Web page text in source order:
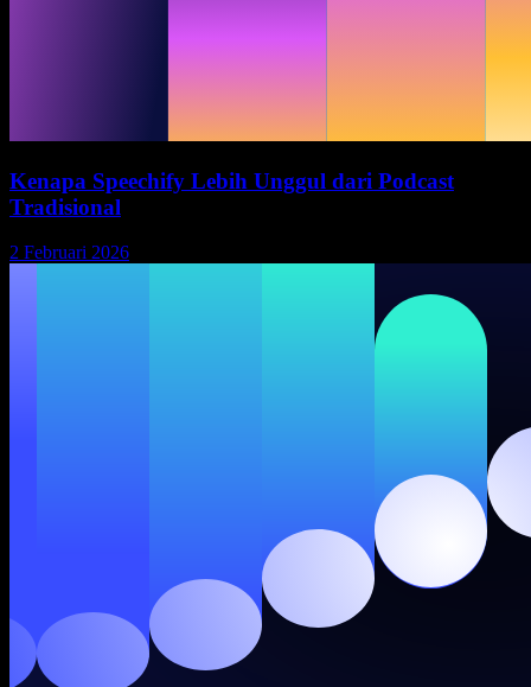
Kenapa Speechify Lebih Unggul dari Podcast
Tradisional
2 Februari 2026